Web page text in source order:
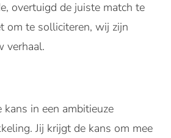
overtuigd de juiste match te
om te solliciteren, wij zijn
verhaal.
in een ambitieuze
Jij krijgt de kans om mee